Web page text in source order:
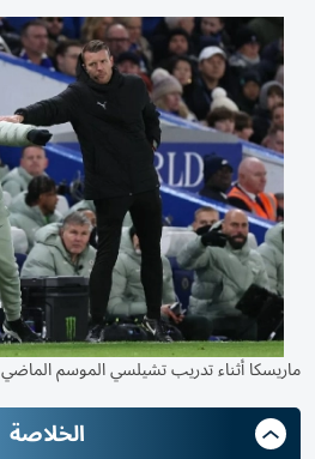
ماريسكا أثناء تدريب تشيلسي الموسم الماضي
الخلاصة